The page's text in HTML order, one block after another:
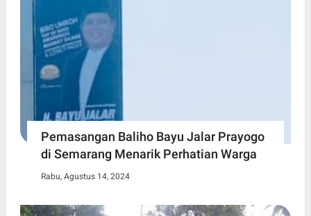
Pemasangan Baliho Bayu Jalar Prayogo
di Semarang Menarik Perhatian Warga
Rabu, Agustus 14, 2024